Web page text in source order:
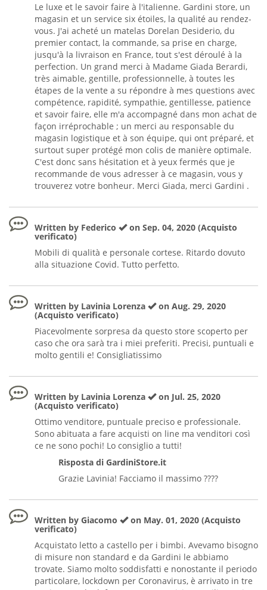
Le luxe et le savoir faire à l'italienne. Gardini store, un
magasin et un service six étoiles, la qualité au rendez-
vous. J'ai acheté un matelas Dorelan Desiderio, du
premier contact, la commande, sa prise en charge,
jusqu'à la livraison en France, tout s'est déroulé à la
perfection. Un grand merci à Madame Giada Berardi,
très aimable, gentille, professionnelle, à toutes les
étapes de la vente a su répondre à mes questions avec
compétence, rapidité, sympathie, gentillesse, patience
et savoir faire, elle m'a accompagné dans mon achat de
façon irréprochable ; un merci au responsable du
magasin logistique et à son équipe, qui ont préparé, et
surtout super protégé mon colis de manière optimale.
C'est donc sans hésitation et à yeux fermés que je
recommande de vous adresser à ce magasin, vous y
trouverez votre bonheur. Merci Giada, merci Gardini .
Written by Federico on Sep. 04, 2020 (Acquisto
verificato)
Mobili di qualità e personale cortese. Ritardo dovuto
alla situazione Covid. Tutto perfetto.
Written by Lavinia Lorenza on Aug. 29, 2020
(Acquisto verificato)
Piacevolmente sorpresa da questo store scoperto per
caso che ora sarà tra i miei preferiti. Precisi, puntuali e
molto gentili e! Consigliatissimo
Written by Lavinia Lorenza on Jul. 25, 2020
(Acquisto verificato)
Ottimo venditore, puntuale preciso e professionale.
Sono abituata a fare acquisti on line ma venditori così
ce ne sono pochi! Lo consiglio a tutti!
Risposta di GardiniStore.it
Grazie Lavinia! Facciamo il massimo ????
Written by Giacomo on May. 01, 2020 (Acquisto
verificato)
Acquistato letto a castello per i bimbi. Avevamo bisogno
di misure non standard e da Gardini le abbiamo
trovate. Siamo molto soddisfatti e nonostante il periodo
particolare, lockdown per Coronavirus, è arrivato in tre